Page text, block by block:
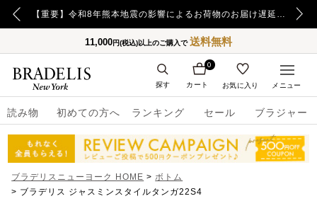
【重要】令和8年熊本地震の影響によるお荷物のお届け遅延について
11,000円(税込)以上のご購入で送料無料
読み物 初めての方へ ランキング セール ブラジャー
カート
0
お気に入り
探す メニュー
ブラデリスニューヨーク HOME
ボトム
ブラデリス ジャスミンスタイルタンガ22S4